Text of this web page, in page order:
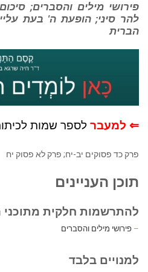
פירושי מילים והסברים;
להר סיני; הופעת ה' בעת
הברית
⇐ למעבר לספר שמות
פרק כד פסוקים יב-יח; פרק לא פסוק יח
תוכן העניינים
להתרשמות חלקית מתוכני
– פירושי מילים והסברים
למנויים בלבד